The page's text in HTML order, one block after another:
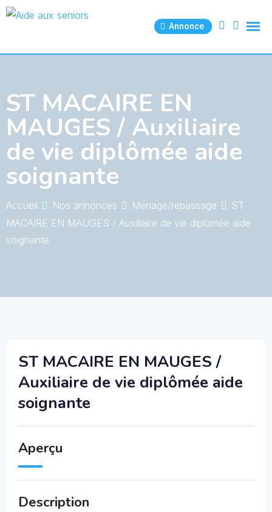
Skip
Annonce
ST MACAIRE EN
MAUGES / Auxiliaire
de vie diplômée aide
soignante
Accueil Nos annonces Ménage/repassage
ST
MACAIRE EN MAUGES / Auxiliaire de vie diplômée aide
soignante
ST MACAIRE EN MAUGES /
Auxiliaire de vie diplômée aide
soignante
Aperçu
Description